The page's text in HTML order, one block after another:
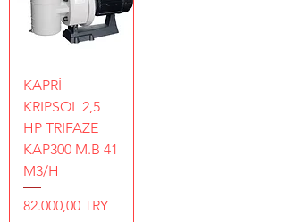
KAPRİ
KRIPSOL 2,5
HP TRIFAZE
KAP300 M.B 41
M3/H
Τιμή
82.000,00 TRY